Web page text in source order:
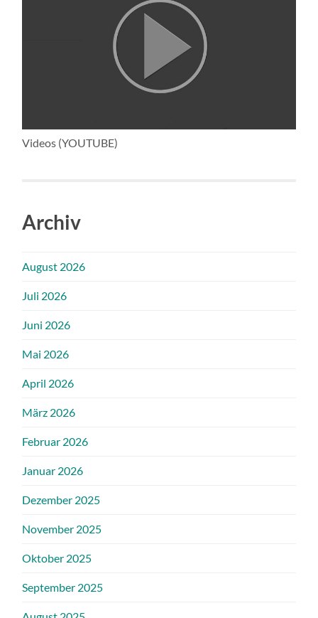
Videos (YOUTUBE)
Archiv
August 2026
Juli 2026
Juni 2026
Mai 2026
April 2026
März 2026
Februar 2026
Januar 2026
Dezember 2025
November 2025
Oktober 2025
September 2025